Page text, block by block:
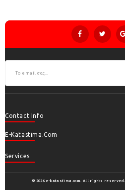
Contact Info
E-Katastima.com
Services
© 2026 e-katastima.com. All rights reserved.